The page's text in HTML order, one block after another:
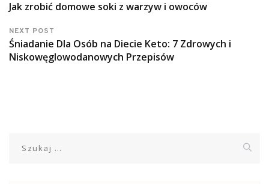
Jak zrobić domowe soki z warzyw i owoców
NEXT POST
Śniadanie Dla Osób na Diecie Keto: 7 Zdrowych i
Niskowęglowodanowych Przepisów